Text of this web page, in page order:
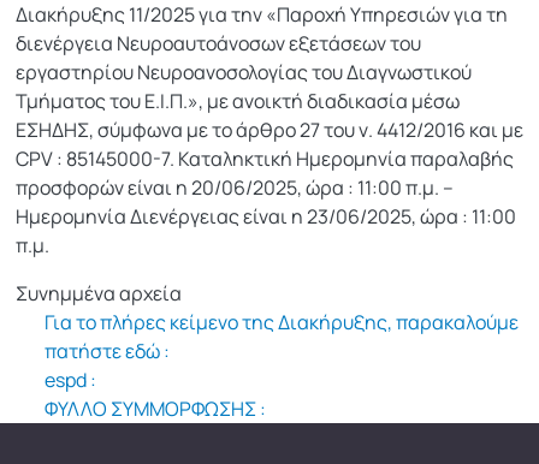
Διακήρυξης 11/2025 για την «Παροχή Υπηρεσιών για τη
διενέργεια Nευροαυτοάνοσων εξετάσεων του
εργαστηρίου Νευροανοσολογίας του Διαγνωστικού
Τμήματος του Ε.Ι.Π.», με ανοικτή διαδικασία μέσω
ΕΣΗΔΗΣ, σύμφωνα με το άρθρο 27 του ν. 4412/2016 και με
CPV : 85145000-7. Καταληκτική Ημερομηνία παραλαβής
προσφορών είναι η 20/06/2025, ώρα : 11:00 π.μ. –
Ημερομηνία Διενέργειας είναι η 23/06/2025, ώρα : 11:00
π.μ.
Συνημμένα αρχεία
Για το πλήρες κείμενο της Διακήρυξης, παρακαλούμε
πατήστε εδώ :
espd :
ΦΥΛΛΟ ΣΥΜΜΟΡΦΩΣΗΣ :